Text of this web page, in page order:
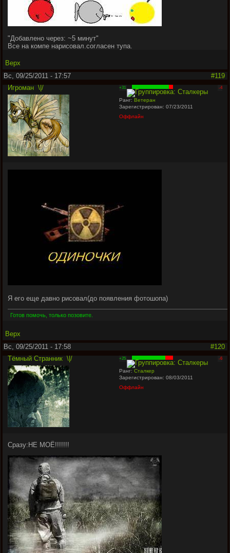
"Добавлено через: ~5 минут"
Все на компе нарисовал.согласен тупа.
Верх
Вс, 09/25/2011 - 17:57
#119
Игроман \|/ +31 -4
Ранг:Ветеран
Зарегистрирован: 07/23/2011
Оффлайн
Я его еще давно рисовал(до появления фотошопа)
Готов помочь, только позовите.
Верх
Вс, 09/25/2011 - 17:58
#120
Тёмный Странник \|/ +25 -6
Ранг:Сталкер
Зарегистрирован: 08/03/2011
Оффлайн
Сразу:НЕ МОЁ!!!!!!!